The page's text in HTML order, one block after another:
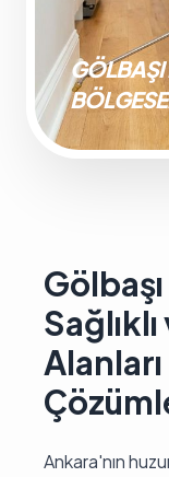
GÖLBAŞI
Ankara'nın